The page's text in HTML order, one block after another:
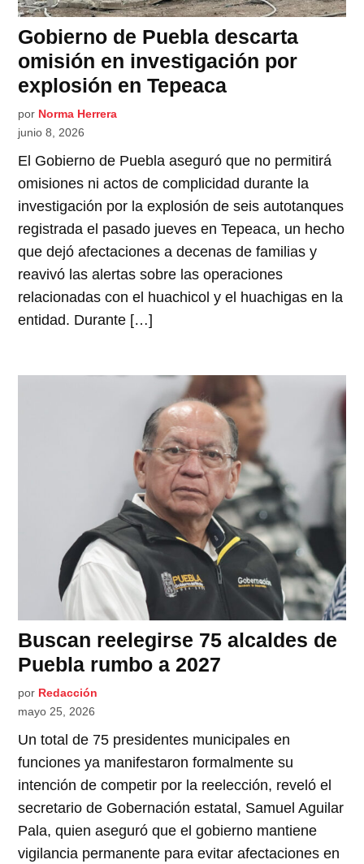
Gobierno de Puebla descarta
omisión en investigación por
explosión en Tepeaca
por Norma Herrera
junio 8, 2026
El Gobierno de Puebla aseguró que no permitirá
omisiones ni actos de complicidad durante la
investigación por la explosión de seis autotanques
registrada el pasado jueves en Tepeaca, un hecho
que dejó afectaciones a decenas de familias y
reavivó las alertas sobre las operaciones
relacionadas con el huachicol y el huachigas en la
entidad. Durante […]
Buscan reelegirse 75 alcaldes de
Puebla rumbo a 2027
por Redacción
mayo 25, 2026
Un total de 75 presidentes municipales en
funciones ya manifestaron formalmente su
intención de competir por la reelección, reveló el
secretario de Gobernación estatal, Samuel Aguilar
Pala, quien aseguró que el gobierno mantiene
vigilancia permanente para evitar afectaciones en